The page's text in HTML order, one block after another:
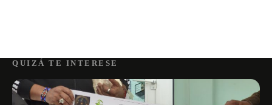
QUIZÁ TE INTERESE